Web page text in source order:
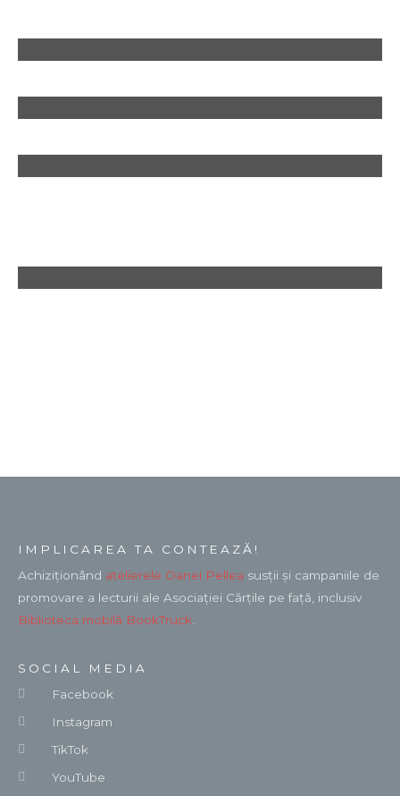
IMPLICAREA TA CONTEAZĂ!
Achiziționând atelierele Oanei Pellea susții și campaniile de
promovare a lecturii ale Asociației Cărțile pe față, inclusiv
Biblioteca mobilă BookTruck
SOCIAL MEDIA
Facebook
Instagram
TikTok
YouTube